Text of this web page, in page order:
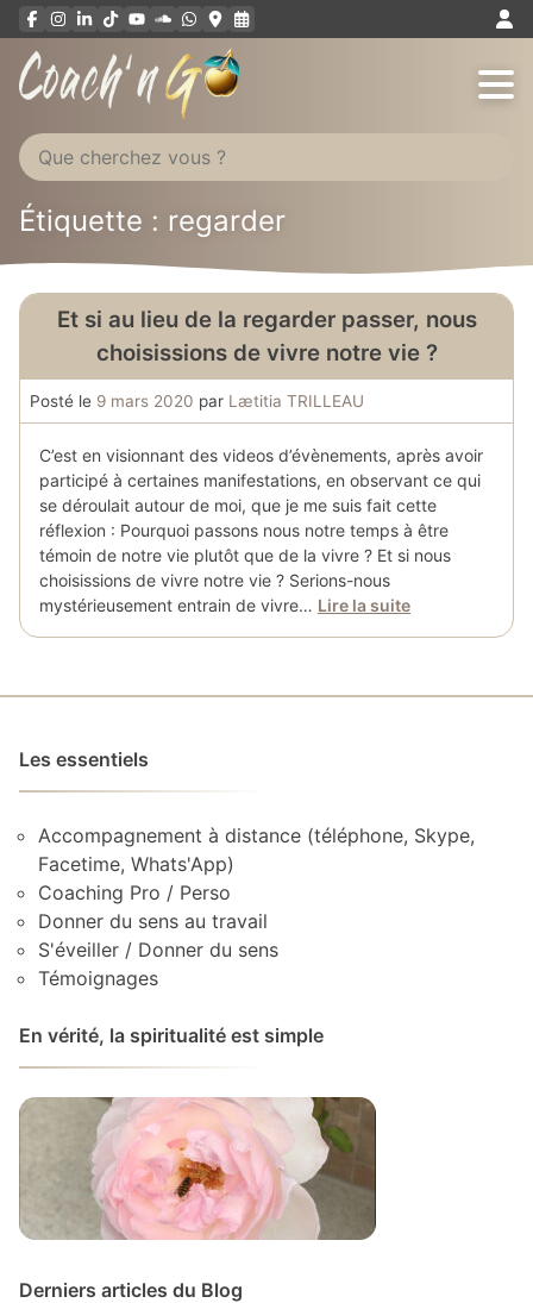
Aller
au
Étiquette : regarder
Et si au lieu de la regarder passer, nous
choisissions de vivre notre vie ?
Posté le 9 mars 2020 par Lætitia TRILLEAU
C’est en visionnant des videos d’évènements, après avoir
participé à certaines manifestations, en observant ce qui
se déroulait autour de moi, que je me suis fait cette
réflexion : Pourquoi passons nous notre temps à être
témoin de notre vie plutôt que de la vivre ? Et si nous
choisissions de vivre notre vie ? Serions-nous
mystérieusement entrain de vivre… Lire la suite
Les essentiels
Accompagnement à distance (téléphone, Skype,
Facetime, Whats'App)
Coaching Pro / Perso
Donner du sens au travail
S'éveiller / Donner du sens
Témoignages
En vérité, la spiritualité est simple
Derniers articles du Blog